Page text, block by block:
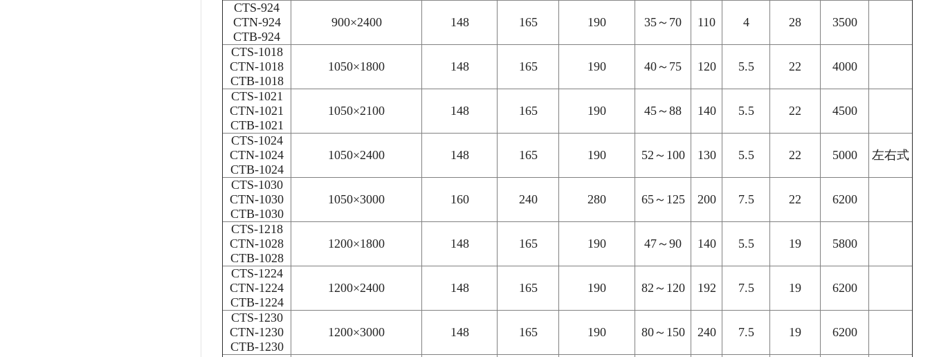
CTS-924
CTN-924
CTB-924
900×2400 148 165 190 35～70 110 4 28 3500
CTS-1018
CTN-1018
CTB-1018
1050×1800 148 165 190 40～75 120 5.5 22 4000
CTS-1021
CTN-1021
CTB-1021
1050×2100 148 165 190 45～88 140 5.5 22 4500
CTS-1024
CTN-1024
CTB-1024
1050×2400 148 165 190 52～100 130 5.5 22 5000 左右式
CTS-1030
CTN-1030
CTB-1030
1050×3000 160 240 280 65～125 200 7.5 22 6200
CTS-1218
CTN-1028
CTB-1028
1200×1800 148 165 190 47～90 140 5.5 19 5800
CTS-1224
CTN-1224
CTB-1224
1200×2400 148 165 190 82～120 192 7.5 19 6200
CTS-1230
CTN-1230
CTB-1230
1200×3000 148 165 190 80～150 240 7.5 19 6200